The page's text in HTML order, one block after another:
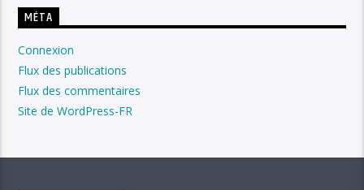
MÉTA
Connexion
Flux des publications
Flux des commentaires
Site de WordPress-FR